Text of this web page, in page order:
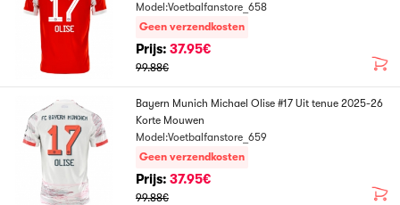
Model:Voetbalfanstore_658
Geen verzendkosten
Prijs: 37.95€
99.88€
Bayern Munich Michael Olise #17 Uit tenue 2025-26
Korte Mouwen
Model:Voetbalfanstore_659
Geen verzendkosten
Prijs: 37.95€
99.88€